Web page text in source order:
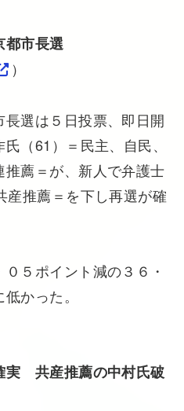
市長選
）
選は５日投票、即日開
（61）＝民主、自民、
薦＝が、新人で弁護士
産推薦＝を下し再選が確
５ポイント減の３６・
かった。
実 共産推薦の中村氏破